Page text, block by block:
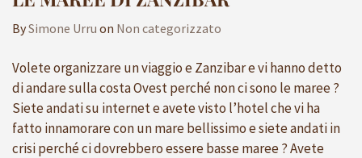
BySimone Urru on Non categorizzato
Volete organizzare un viaggio e Zanzibar e vi hanno detto
di andare sulla costa Ovest perché non ci sono le maree ?
Siete andati su internet e avete visto l’hotel che vi ha
fatto innamorare con un mare bellissimo e siete andati in
crisi perché ci dovrebbero essere basse maree ? Avete